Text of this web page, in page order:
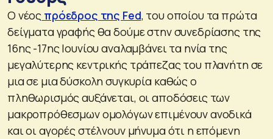
Ο νέος πρόεδρος της Fed, του οποίου τα πρώτα
δείγματα γραφής θα δούμε στην συνεδρίασης της
16ης -17ης Ιουνίου αναλαμβάνει τα ηνία της
μεγαλύτερης κεντρικής τράπεζας του πλανήτη σε
μια σε μια δύσκολη συγκυρία καθώς ο
πληθωρισμός αυξάνεται, οι αποδόσεις των
μακροπρόθεσμων ομολόγων επιμένουν ανοδικά
και οι αγορές στέλνουν μήνυμα ότι η επόμενη